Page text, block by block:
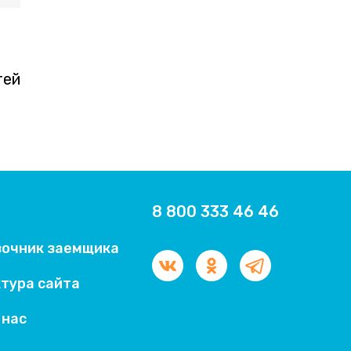
заемщика
сайта
8 800 333 46 46